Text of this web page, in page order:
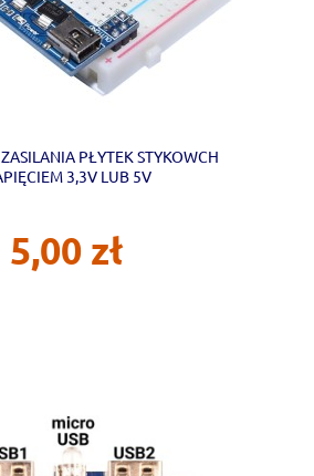
PŁYTEK STYKOWCH
3,3V LUB 5V
5,00 zł